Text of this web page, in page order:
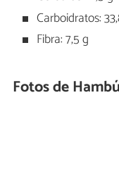
Carboidratos:
Fibra: 7,5 g
Fotos de